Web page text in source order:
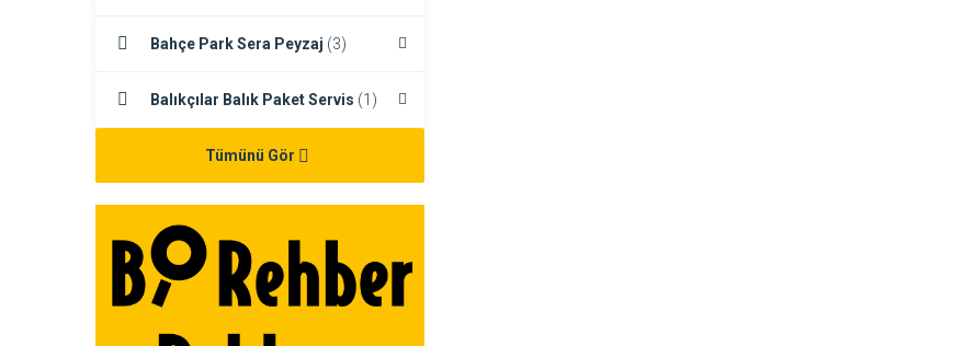
Bahçe Park Sera Peyzaj (3)
Balıkçılar Balık Paket Servis (1)
Tümünü Gör